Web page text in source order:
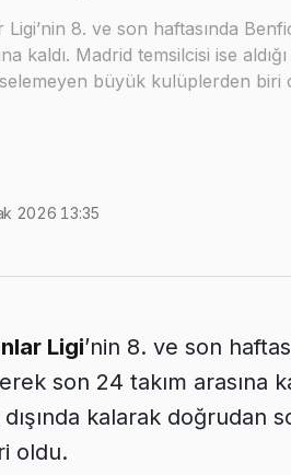
8. ve son haftasında
kaldı. Madrid temsilcisi ise
büyük kulüplerden biri
2026 13:35
Ligi’nin 8. ve son
son 24 takım arasına
dışında kalarak
oldu.